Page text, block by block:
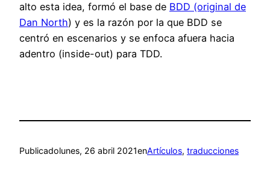
alto esta idea, formó el base de BDD (original de
Dan North) y es la razón por la que BDD se
centró en escenarios y se enfoca afuera hacia
adentro (inside-out) para TDD.
Publicadolunes, 26 abril 2021enArtículos, traducciones